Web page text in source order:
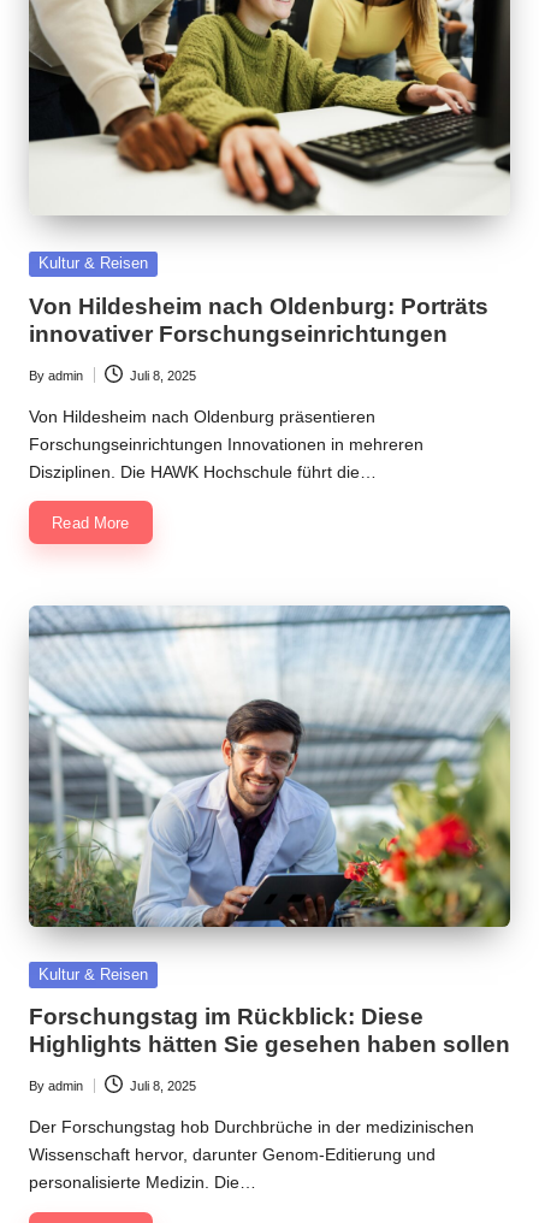
Posted
Kultur & Reisen
Von Hildesheim nach Oldenburg: Porträts
innovativer Forschungseinrichtungen
Posted
by
By admin Juli 8, 2025
Von Hildesheim nach Oldenburg präsentieren
Forschungseinrichtungen Innovationen in mehreren
Disziplinen. Die HAWK Hochschule führt die…
Read More
Posted
Kultur & Reisen
Forschungstag im Rückblick: Diese
Highlights hätten Sie gesehen haben sollen
Posted
by
By admin Juli 8, 2025
Der Forschungstag hob Durchbrüche in der medizinischen
Wissenschaft hervor, darunter Genom-Editierung und
personalisierte Medizin. Die…